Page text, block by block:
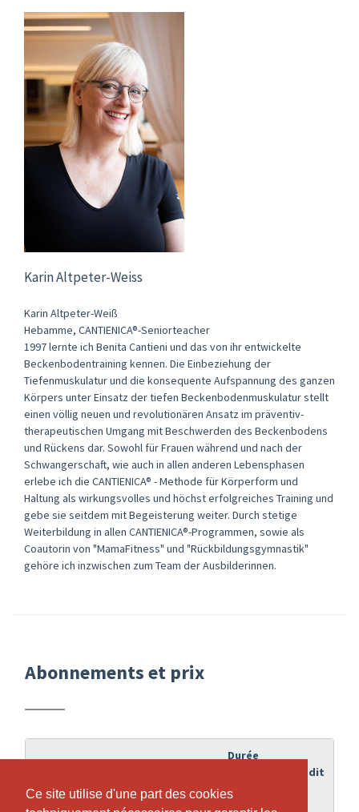
Ce site utilise d'une part des cookies
Ce site utilise d'une part des cookies
Karin Altpeter-Weiss
Karin Altpeter-Weiß
Hebamme, CANTIENICA®-Seniorteacher
1997 lernte ich Benita Cantieni und das von ihr entwickelte
Beckenbodentraining kennen. Die Einbeziehung der
Tiefenmuskulatur und die konsequente Aufspannung des ganzen
Körpers unter Einsatz der tiefen Beckenbodenmuskulatur stellt
einen völlig neuen und revolutionären Ansatz im präventiv-
therapeutischen Umgang mit Beschwerden des Beckenbodens
und Rückens dar. Sowohl für Frauen während und nach der
Schwangerschaft, wie auch in allen anderen Lebensphasen
erlebe ich die CANTIENICA® - Methode für Körperform und
Haltung als wirkungsvolles und höchst erfolgreiches Training und
gebe sie seitdem mit Begeisterung weiter. Durch stetige
Weiterbildung in allen CANTIENICA®-Programmen, sowie als
Coautorin von "MamaFitness" und "Rückbildungsgymnastik"
gehöre ich inzwischen zum Team der Ausbilderinnen.
Abonnements et prix
Durée
validité
Crédit